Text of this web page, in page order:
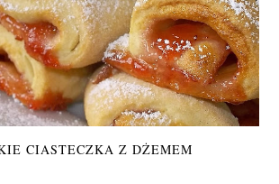
CIASTECZKA Z DŻEMEM